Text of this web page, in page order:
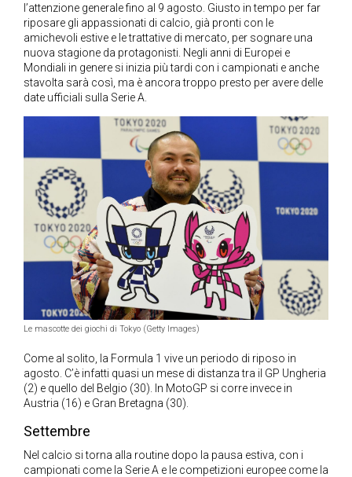
l’attenzione generale fino al 9 agosto. Giusto in tempo per far
riposare gli appassionati di calcio, già pronti con le
amichevoli estive e le trattative di mercato, per sognare una
nuova stagione da protagonisti. Negli anni di Europei e
Mondiali in genere si inizia più tardi con i campionati e anche
stavolta sarà così, ma è ancora troppo presto per avere delle
date ufficiali sulla Serie A.
Le mascotte dei giochi di Tokyo (Getty Images)
Come al solito, la Formula 1 vive un periodo di riposo in
agosto. C’è infatti quasi un mese di distanza tra il GP Ungheria
(2) e quello del Belgio (30). In MotoGP si corre invece in
Austria (16) e Gran Bretagna (30).
Settembre
Nel calcio si torna alla routine dopo la pausa estiva, con i
campionati come la Serie A e le competizioni europee come la